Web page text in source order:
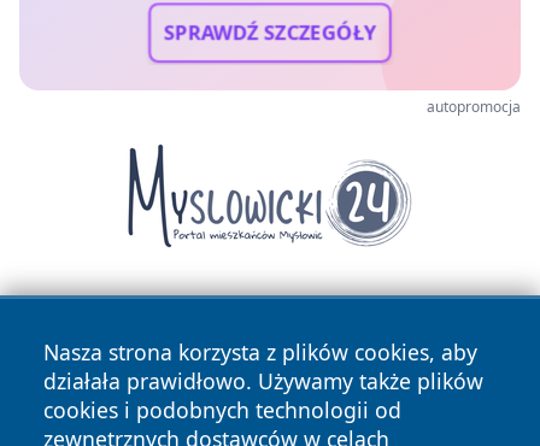
SPRAWDŹ SZCZEGÓŁY
autopromocja
Nasza strona korzysta z plików cookies, aby
działała prawidłowo. Używamy także plików
cookies i podobnych technologii od
zewnętrznych dostawców w celach